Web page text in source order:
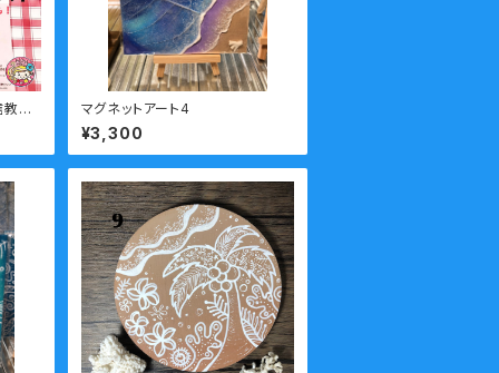
室
マグネットアート4
¥3,300